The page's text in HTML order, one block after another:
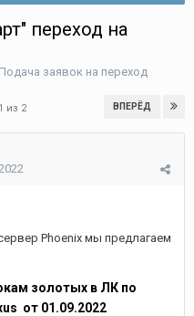
переход на
Подача заявок на переход
ВПЕРЁД
из 2
Phoenix мы предлагаем
золотых в ЛК по
от 01.09.2022